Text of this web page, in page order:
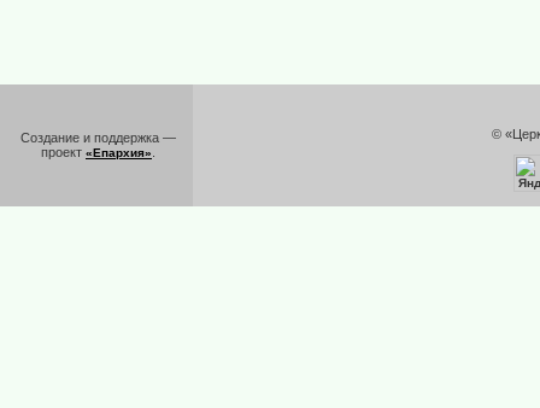
Создание и поддержка —
проект «Епархия»
©